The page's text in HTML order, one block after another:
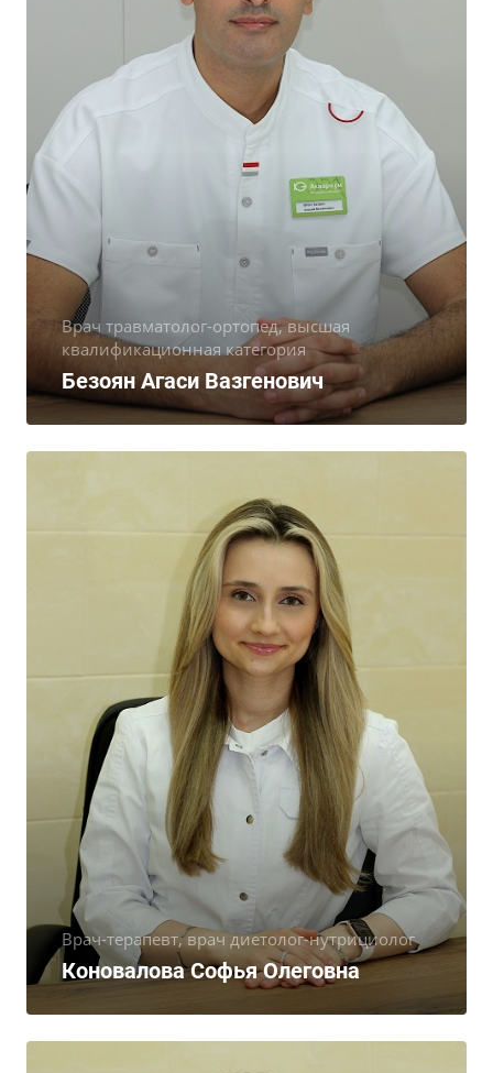
Врач травматолог-ортопед, высшая
квалификационная категория
Безоян Агаси Вазгенович
Врач-терапевт, врач диетолог-нутрициолог
Коновалова Софья Олеговна